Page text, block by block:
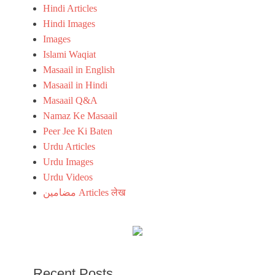
Hindi Articles
Hindi Images
Images
Islami Waqiat
Masaail in English
Masaail in Hindi
Masaail Q&A
Namaz Ke Masaail
Peer Jee Ki Baten
Urdu Articles
Urdu Images
Urdu Videos
مضامین Articles लेख